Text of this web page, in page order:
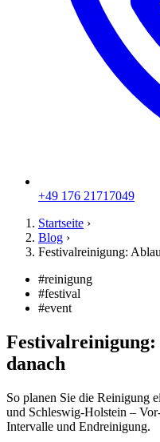
+49 176 21717049
Startseite ›
Blog ›
Festivalreinigung:
#reinigung
#festival
#event
danach
So planen Sie die Reinigung
und Schleswig-Holstein –
Intervalle und Endreinigung.